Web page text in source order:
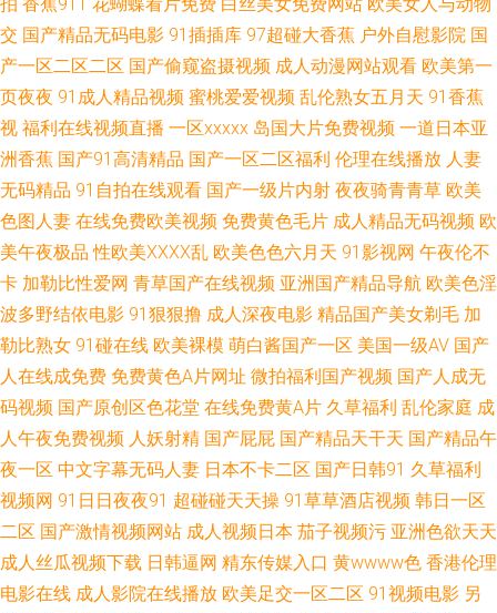
久久伊人射 欧美三级aaa 日韩成人在线网站 成人日韩免费 九九热精品 日本
三级人妻 午夜av免费 97超碰欧美 草逼视频网 大香蕉大香蕉蜜 久久综合伊人
无码 欧美色图另类 亚洲欧美日韩久久 91最新国产视频 超碰福利97 国产欧美
第四页 老熟女人ass 欧美综合色色 午夜成人伦理 综合一页麻豆片 97色干 成
另类视频 91熟女首页 超碰自p拍 国产视频网 老司机香蕉久久 欧美足交视频
丝袜人妖 亚洲黄色中文网址 91在线观看原创 大香蕉777西瓜 国产视频欧美
久久精品视频32 人妻丝袜中文字幕 午夜福利一区二区 宅女午夜福利 变态另
类色站 福利老湿69 后入美女爱爱爱 老司机曹逼视频 色色五月天网站 亚洲一
本香蕉网 天美传媒69成人 亚洲日本色网扯 91视频91自 操碰影院 国产精品
交 国产精品无码电影 91插插库 97超碰大香蕉 户外自慰影院 国
产一区二区二区 国产偷窥盗摄视频 成人动漫网站观看 欧美第一
页夜夜 91成人精品视频 蜜桃爱爱视频 乱伦熟女五月天 91香蕉
视 福利在线视频直播 一区xxxxx 岛国大片免费视频 一道日本亚
洲香蕉 国产91高清精品 国产一区二区福利 伦理在线播放 人妻
无码精品 91自拍在线观看 国产一级片内射 夜夜骑青青草 欧美
色图人妻 在线免费欧美视频 免费黄色毛片 成人精品无码视频 欧
美午夜极品 性欧美ⅩⅩⅩⅩ乱 欧美色色六月天 91影视网 午夜伦不
卡 加勒比性爱网 青草国产在线视频 亚洲国产精品导航 欧美色淫
波多野结依电影 91狠狠撸 成人深夜电影 精品国产美女剃毛 加
勒比熟女 91碰在线 欧美裸模 萌白酱国产一区 美国一级AV 国产
人在线成免费 免费黄色A片网址 微拍福利国产视频 国产人成无
码视频 国产原创区色花堂 在线免费黄A片 久草福利 乱伦家庭 成
人午夜免费视频 人妖射精 国产屁屁 国产精品天干天 国产精品午
夜一区 中文字幕无码人妻 日本不卡二区 国产日韩91 久草福利
视频网 91日日夜夜91 超碰碰天天操 91草草酒店视频 韩日一区
二区 国产激情视频网站 成人视频日本 茄子视频污 亚洲色欲天天
成人丝瓜视频下载 日韩逼网 精东传媒入口 黄wwww色 香港伦理
电影在线 成人影院在线播放 欧美足交一区二区 91视频电影 另